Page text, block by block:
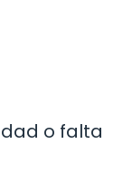
o falta